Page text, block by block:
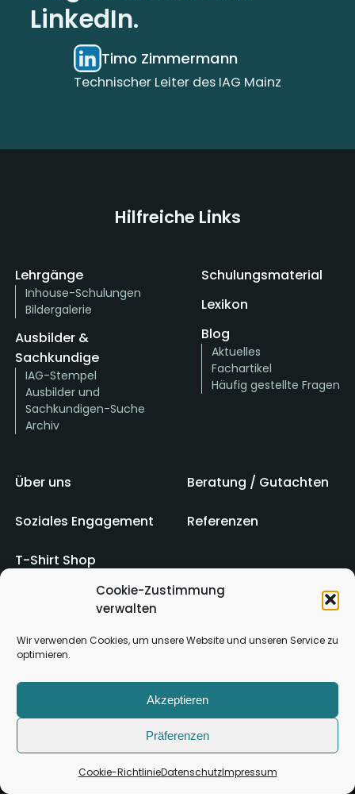
Cookie-Zustimmung
verwalten
Wir verwenden Cookies, um unsere Website und unseren Service zu
optimieren.
Akzeptieren
Präferenzen
Cookie-RichtlinieDatenschutzImpressum
LinkedIn.
Timo Zimmermann
Technischer Leiter des IAG Mainz
Hilfreiche Links
Lehrgänge
Inhouse-Schulungen
Bildergalerie
Ausbilder &
Sachkundige
IAG-Stempel
Ausbilder und
Sachkundigen-Suche
Archiv
Schulungsmaterial
Lexikon
Blog
Aktuelles
Fachartikel
Häufig gestellte Fragen
Über uns Beratung / Gutachten
Soziales Engagement Referenzen
T-Shirt Shop
Impressum AGB